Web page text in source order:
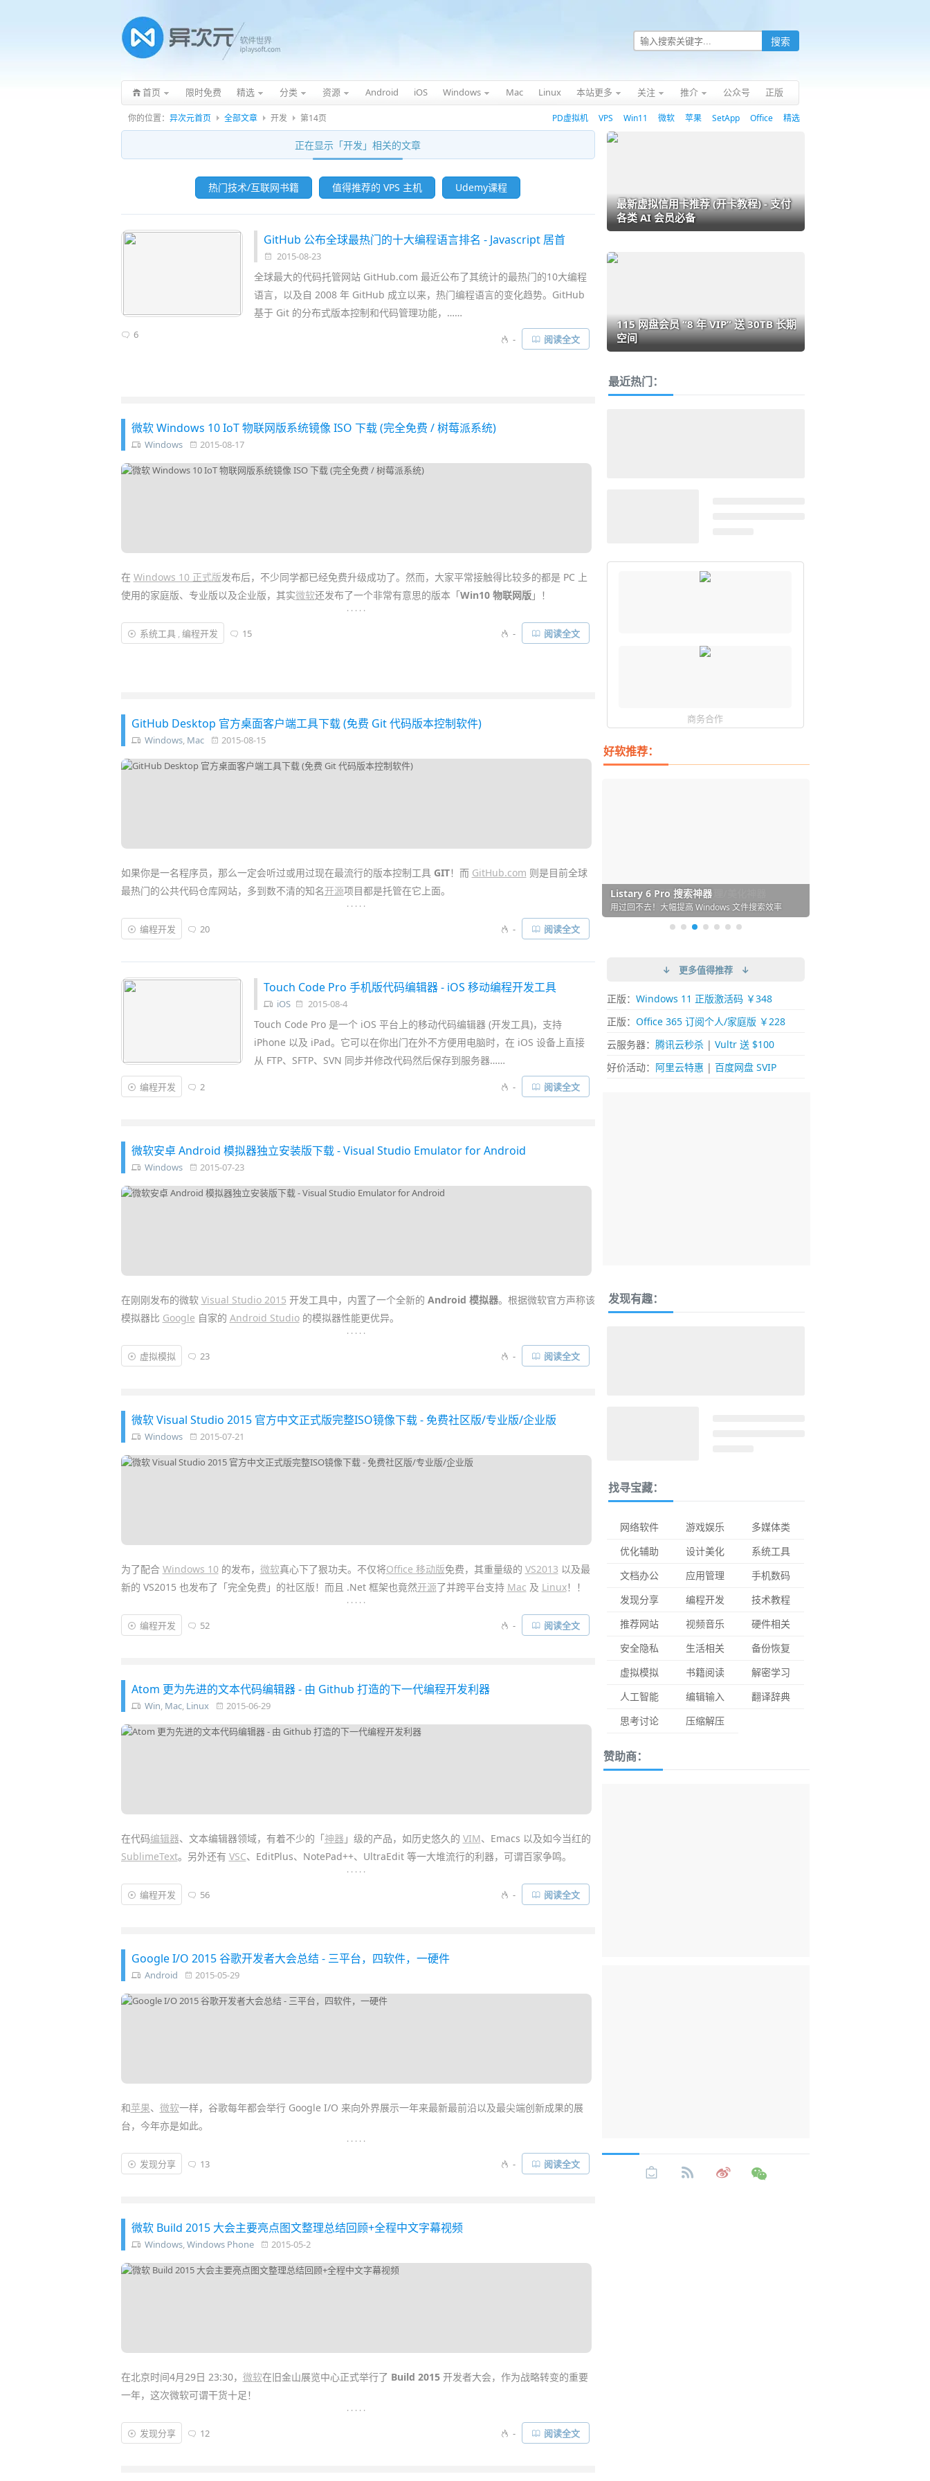
首页 限时免费 精选 分类 资源 Android iOS Windows Mac Linux 本站更多 关注 推介 公众号 正版
你的位置： 异次元首页 全部文章 开发 第14页 PD虚拟机 VPS Win11 微软 苹果 SetApp Office 精选
正在显示「开发 」相关的文章
热门技术/互联网书籍 值得推荐的 VPS 主机 Udemy课程
GitHub 公布全球最热门的十大编程语言排名 - Javascript 居首
2015-08-23
全球最大的代码托管网站 GitHub.com 最近公布了其统计的最热门的10大编程
语言，以及自 2008 年 GitHub 成立以来，热门编程语言的变化趋势。GitHub
基于 Git 的分布式版本控制和代码管理功能，……
6 - 阅读全文
微软 Windows 10 IoT 物联网版系统镜像 ISO 下载 (完全免费 / 树莓派系统)
Windows 2015-08-17
在 Windows 10 正式版发布后，不少同学都已经免费升级成功了。然而，大家平常接触得比较多的都是 PC 上
使用的家庭版、专业版以及企业版，其实微软还发布了一个非常有意思的版本「Win10 物联网版」！
Windows 10 物联网核心版 (Windows10 IoT Core) 是专门为 MinnowBoard Max这
样的廉价迷你电脑设备「免费」推出的超轻量级操作系统。通过它，物联网软硬件开发商和普通用户均可以将
. . . . .
系统工具,编程开发 15 - 阅读全文
GitHub Desktop 官方桌面客户端工具下载 (免费 Git 代码版本控制软件)
Windows, Mac 2015-08-15
如果你是一名程序员，那么一定会听过或用过现在最流行的版本控制工具 GIT！而 GitHub.com 则是目前全球
最热门的公共代码仓库网站，多到数不清的知名开源项目都是托管在它上面。
用户可在 GitHub 上为项目建立公开的代码库，也能建立
。托管后你不仅可以使用任何 Git 本身提
供的版本控制功能，还可以与其他用户(同事/朋友或是网上任意对项目有兴趣的人) 进行协同 开发，可以跟踪项
目动态、对别人的源代码做出贡献，或对改动提出意见评论等……
. . . . .
编程开发 20 - 阅读全文
Touch Code Pro 手机版代码编辑器 - iOS 移动编程开发工具
iOS 2015-08-4
Touch Code Pro 是一个 iOS 平台上的移动代码编辑器 (开发工具)，支持
iPhone 以及 iPad。它可以在你出门在外不方便用电脑时，在 iOS 设备上直接
从 FTP、SFTP、SVN 同步并修改代码然后保存到服务器……
编程开发 2 - 阅读全文
微软安卓 Android 模拟器独立安装版下载 - Visual Studio Emulator for Android
Windows 2015-07-23
在刚刚发布的微软 Visual Studio 2015 开发工具中，内置了一个全新的 Android 模拟器。根据微软官方声称该
模拟器比 Google 自家的 Android Studio的模拟器性能更优异。
这对于想在电脑上运行 APK 安卓应用的同学又多了一个新选择。不过，如果你没有
的需求，为了模拟器去
安装个VS2015
Visual Studio Emulator for Android 独
. . . . .
虚拟模拟 23 - 阅读全文
微软 Visual Studio 2015 官方中文正式版完整ISO镜像下载 - 免费社区版/专业版/企业版
Windows 2015-07-21
为了配合 Windows 10的发布， 微软真心下了狠功夫。不仅将Office 移动版免费，其重量级的 VS2013 以及最
新的 VS2015 也发布了「完全免费」的社区版！而且 .Net 框架也竟然开源了并跨平台支持 Mac 及 Linux！！
Visual Studio 2015 官方简体中文正式版 (社区版/完全免费) 现已提供下载。作为微软跨平台新战略下的开发 工
具，VS2015支持开发人员编写跨平台应用程序，从 Windows 到 Mac、Linux、甚至是编写 iOS和Android
. . . . .
编程开发 52 - 阅读全文
Atom 更为先进的文本代码编辑器 - 由 Github 打造的下一代编程开发利器
Win, Mac, Linux 2015-06-29
在代码编辑器、文本编辑器领域，有着不少的「神器」级的产品，如历史悠久的 VIM、Emacs 以及如今当红的
SublimeText。另外还有 VSC、EditPlus、NotePad++、UltraEdit 等一大堆流行的利器，可谓百家争鸣。
然而，作为目前全球范围内影响力最大的
仓库/开源社区，GitHub 的程序员们并不满足于此。他们使用目
前最先进流行的技术重新打造了一款称为“属于21世纪”的代码编辑器——
免费跨平台，并且整合
. . . . .
编程开发 56 - 阅读全文
Google I/O 2015 谷歌开发者大会总结 - 三平台，四软件，一硬件
Android 2015-05-29
和苹果、 微软一样，谷歌每年都会举行 Google I/O 来向外界展示一年来最新最前沿以及最尖端创新成果的展
台，今年亦是如此。
在今年的Google I/O 2015
拿出的干货颇多，我们总结了一下就是三平台，四软件，一硬件。包
括 Android M、Android Wear、Google Photos、Now、Maps、Cardboard 等等。下面让我们来一一回
. . . . .
发现分享 13 - 阅读全文
微软 Build 2015 大会主要亮点图文整理总结回顾+全程中文字幕视频
Windows,Windows Phone 2015-05-2
在北京时间4月29日 23:30， 微软在旧金山展览中心正式举行了 Build 2015开发者大会，作为战略转变的重要
一年，这次微软可谓干货十足！
在 Build 2015 首日的将近三小时的主题演讲中，微软 CEO Satya Nadella 等高管们轮流登台，宣布了一系列
针对新产品和服务，包括 Azure、
产品与业务的发展以及头戴式增强现实设备 HoloLens
. . . . .
发现分享 12 - 阅读全文
最新虚拟信用卡推荐 (开卡教程) - 支付
各类 AI 会员必备
115 网盘会员 “8 年 VIP” 送 30TB 长期
空间
最近热门：
商务合作
好软推荐：
IDM 必备的下载神器
超强的 Windows 平台下载工具
Listary 6 Pro 搜索神器
用过回不去！大幅提高 Windows 文件搜索效率
Fences 桌面图标自动整理/美化神器
懒人必备！图标再多桌面也不再凌乱！
Parallels Desktop 虚拟机
在 Mac 上流畅运行 Windows (支持 M 芯片)
Downie 下载网络视频的神器 (Mac)
一键下视频，超简单好用！谁用谁知道
Typora - 极简好用的 Markdown 编辑器
颠覆写作体验！跨平台支持 Win / Mac
↓ 更多值得推荐 ↓
正版： Windows 11 正版激活码 ￥348
正版： Office 365 订阅个人/家庭版 ￥228
云服务器： 腾讯云秒杀| Vultr 送 $100
好价活动： 阿里云特惠 | 百度网盘 SVIP
发现有趣：
找寻宝藏：
网络软件 游戏娱乐
多媒体类
优化辅助
设计美化
系统工具
文档办公
应用管理
手机数码
发现分享
编程开发
技术教程
推荐网站
视频音乐
硬件相关
安全隐私
生活相关
备份恢复
虚拟模拟
书籍阅读
解密学习
人工智能
编辑输入
翻译辞典
思考讨论
压缩解压
赞助商：